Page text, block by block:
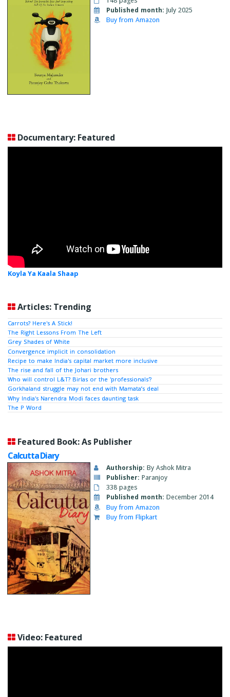
Published month: July 2025
Buy from Amazon
Documentary: Featured
Koyla Ya Kaala Shaap
Articles: Trending
Carrots? Here's A Stick!
The Right Lessons From The Left
Grey Shades of White
Convergence implicit in consolidation
Recipe to make India's capital market more inclusive
The rise and fall of the Johari brothers
Who will control L&T? Birlas or the 'professionals'?
Gorkhaland struggle may not end with Mamata’s deal
Why India's Narendra Modi faces daunting task
The P Word
Featured Book: As Publisher
Calcutta Diary
Authorship: By Ashok Mitra
Publisher: Paranjoy
338 pages
Published month: December 2014
Buy from Amazon
Buy from Flipkart
Video: Featured